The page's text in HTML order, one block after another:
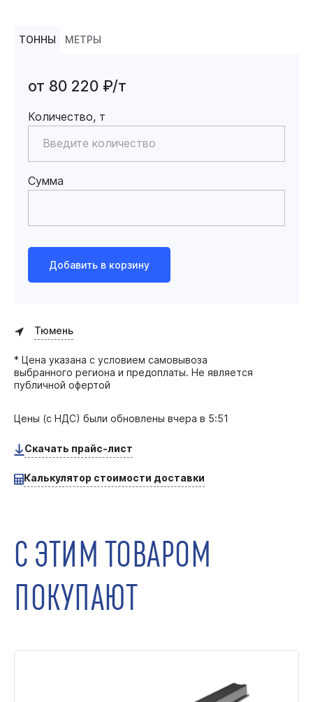
ТОННЫ МЕТРЫ
от 80 220 ₽/т
Количество, т
Сумма
Добавить в корзину
Тюмень
* Цена указана с условием самовывоза
выбранного региона и предоплаты. Не является
публичной офертой
Цены (с НДС) были обновлены вчера в 5:51
Скачать прайс-лист
Калькулятор стоимости доставки
С ЭТИМ ТОВАРОМ
ПОКУПАЮТ